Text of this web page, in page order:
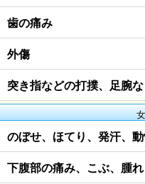
歯の痛み
外傷
突き指などの打撲、足腕
のぼせ、ほてり、発汗、
下腹部の痛み、こぶ、腫れ